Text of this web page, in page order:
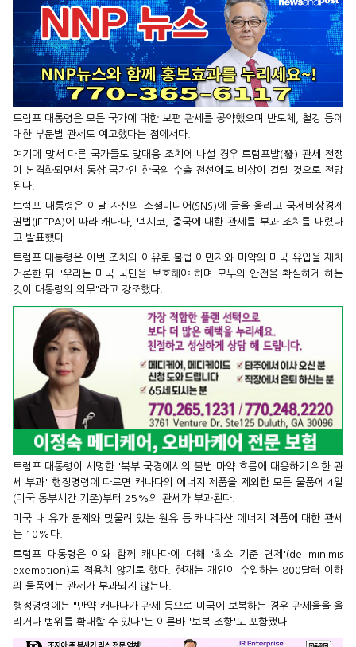
트럼프 대통령은 모든 국가에 대한 보편 관세를 공약했으며 반도체, 철강 등에
대한 부문별 관세도 예고했다는 점에서다.
여기에 맞서 다른 국가들도 맞대응 조치에 나설 경우 트럼프발(發) 관세 전쟁
이 본격화되면서 통상 국가인 한국의 수출 전선에도 비상이 걸릴 것으로 전망
된다.
트럼프 대통령은 이날 자신의 소셜미디어(SNS)에 글을 올리고 국제비상경제
권법(IEEPA)에 따라 캐나다, 멕시코, 중국에 대한 관세를 부과 조치를 내렸다
고 발표했다.
트럼프 대통령은 이번 조치의 이유로 불법 이민자와 마약의 미국 유입을 재차
거론한 뒤 "우리는 미국 국민을 보호해야 하며 모두의 안전을 확실하게 하는
것이 대통령의 의무"라고 강조했다.
트럼프 대통령이 서명한 '북부 국경에서의 불법 마약 흐름에 대응하기 위한 관
세 부과' 행정명령에 따르면 캐나다의 에너지 제품을 제외한 모든 물품에 4일
(미국 동부시간 기존)부터 25%의 관세가 부과된다.
미국 내 유가 문제와 맞물려 있는 원유 등 캐나다산 에너지 제품에 대한 관세
는 10%다.
트럼프 대통령은 이와 함께 캐나다에 대해 '최소 기준 면제'(de minimis
exemption)도 적용치 않기로 했다. 현재는 개인이 수입하는 800달러 이하
의 물품에는 관세가 부과되지 않는다.
행정명령에는 "만약 캐나다가 관세 등으로 미국에 보복하는 경우 관세율을 올
리거나 범위를 확대할 수 있다"는 이른바 '보복 조항'도 포함됐다.